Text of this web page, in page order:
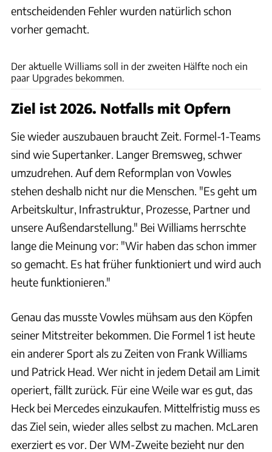
entscheidenden Fehler wurden natürlich schon
vorher gemacht.
Der aktuelle Williams soll in der zweiten Hälfte noch ein
paar Upgrades bekommen.
Ziel ist 2026. Notfalls mit Opfern
Sie wieder auszubauen braucht Zeit. Formel-1-Teams
sind wie Supertanker. Langer Bremsweg, schwer
umzudrehen. Auf dem Reformplan von Vowles
stehen deshalb nicht nur die Menschen. "Es geht um
Arbeitskultur, Infrastruktur, Prozesse, Partner und
unsere Außendarstellung." Bei Williams herrschte
lange die Meinung vor: "Wir haben das schon immer
so gemacht. Es hat früher funktioniert und wird auch
heute funktionieren."
Genau das musste Vowles mühsam aus den Köpfen
seiner Mitstreiter bekommen. Die Formel 1 ist heute
ein anderer Sport als zu Zeiten von Frank Williams
und Patrick Head. Wer nicht in jedem Detail am Limit
operiert, fällt zurück. Für eine Weile war es gut, das
Heck bei Mercedes einzukaufen. Mittelfristig muss es
das Ziel sein, wieder alles selbst zu machen. McLaren
exerziert es vor. Der WM-Zweite bezieht nur den